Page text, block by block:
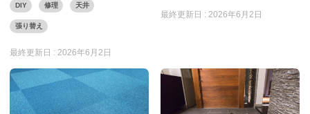
DIY 修理 天井
張り替え
最終更新日 : 2026年6月2日
最終更新日 :2026年6月2日